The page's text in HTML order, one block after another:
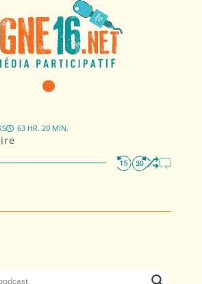
63 HR. 20 MIN.